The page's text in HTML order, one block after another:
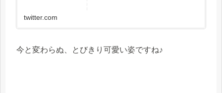
twitter.com
今と変わらぬ、とびきり可愛い姿ですね♪